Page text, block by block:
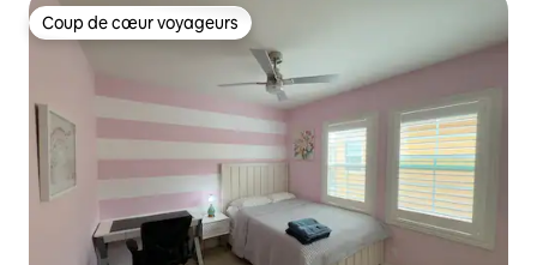
Coup de cœur voyageurs
Coup de cœur voyageurs